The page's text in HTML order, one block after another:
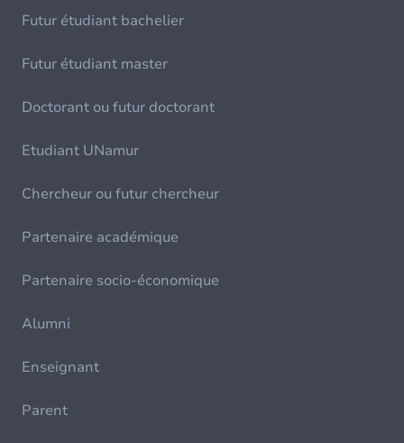
Futur étudiant bachelier
Futur étudiant master
Doctorant ou futur doctorant
Etudiant UNamur
Chercheur ou futur chercheur
Partenaire académique
Partenaire socio-économique
Alumni
Enseignant
Parent